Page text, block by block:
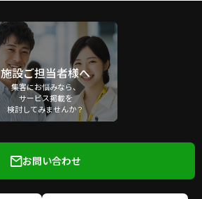
施設ご担当者様へ
集客にお悩みなら、
サービス掲載を
検討してみませんか？
お問い合わせ